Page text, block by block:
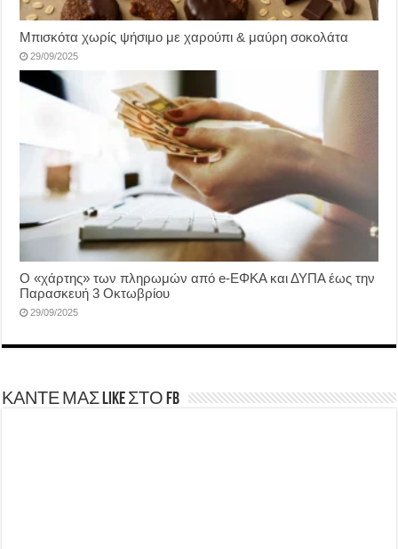
Μπισκότα χωρίς ψήσιμο με χαρούπι & μαύρη σοκολάτα
29/09/2025
Ο «χάρτης» των πληρωμών από e-ΕΦΚΑ και ΔΥΠΑ έως την
Παρασκευή 3 Οκτωβρίου
29/09/2025
ΚΑΝΤΕ ΜΑΣ LIKE ΣΤΟ FB